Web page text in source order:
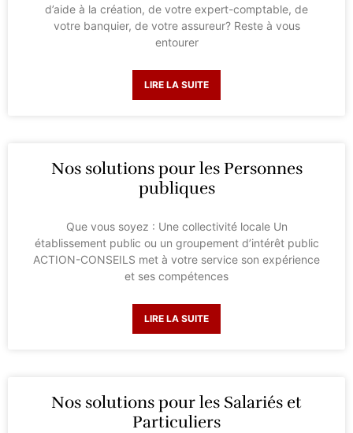
d’aide à la création, de votre expert-comptable, de
votre banquier, de votre assureur? Reste à vous
entourer
LIRE LA SUITE
Nos solutions pour les Personnes
publiques
Que vous soyez : Une collectivité locale Un
établissement public ou un groupement d’intérêt public
ACTION-CONSEILS met à votre service son expérience
et ses compétences
LIRE LA SUITE
Nos solutions pour les Salariés et
Particuliers